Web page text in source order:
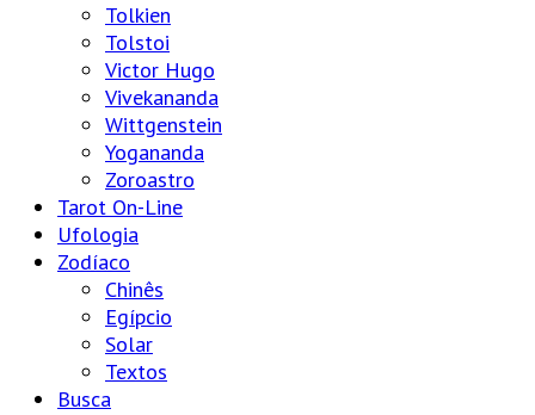
Tolkien
Tolstoi
Victor Hugo
Vivekananda
Wittgenstein
Yogananda
Zoroastro
Tarot On-Line
Ufologia
Zodíaco
Chinês
Egípcio
Solar
Textos
Busca